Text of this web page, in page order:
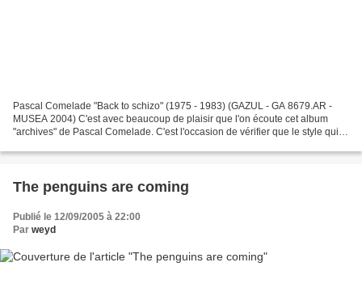
Pascal Comelade "Back to schizo" (1975 - 1983) (GAZUL - GA 8679.AR -
MUSEA 2004) C'est avec beaucoup de plaisir que l'on écoute cet album
"archives" de Pascal Comelade. C'est l'occasion de vérifier que le style qui
The penguins are coming
Publié le 12/09/2005 à 22:00
Par weyd